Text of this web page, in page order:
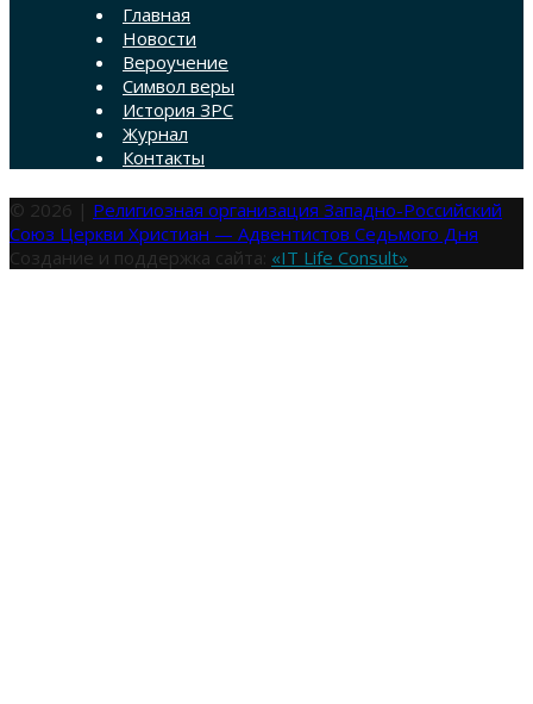
Главная
Новости
Вероучение
Символ веры
История ЗРС
Журнал
Контакты
© 2026 | Религиозная организация Западно-Российский
Союз Церкви Христиан — Адвентистов Седьмого Дня
Создание и поддержка сайта: «IT Life Consult»